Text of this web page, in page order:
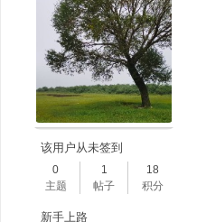
该用户从未签到
0
主题
1
帖子
18
积分
新手上路